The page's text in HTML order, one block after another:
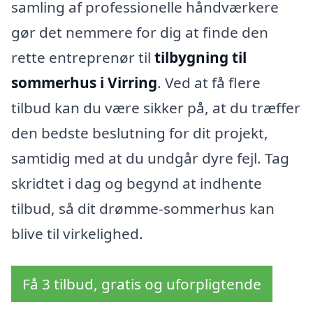
samling af professionelle håndværkere
gør det nemmere for dig at finde den
rette entreprenør til tilbygning til
sommerhus i Virring. Ved at få flere
tilbud kan du være sikker på, at du træffer
den bedste beslutning for dit projekt,
samtidig med at du undgår dyre fejl. Tag
skridtet i dag og begynd at indhente
tilbud, så dit drømme-sommerhus kan
blive til virkelighed.
Få 3 tilbud, gratis og uforpligtende